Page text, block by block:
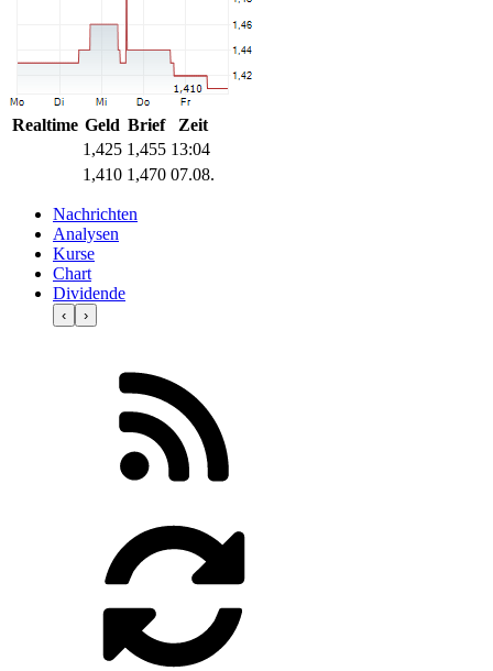
Realtime Geld Brief
Zeit
1,425 1,455 13:04
1,410 1,470 07.08.
Nachrichten
Analysen
Kurse
Chart
Dividende
‹ ›